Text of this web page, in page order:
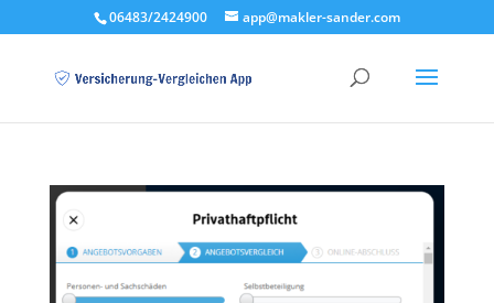
06483/2424900 app@makler-sander.com